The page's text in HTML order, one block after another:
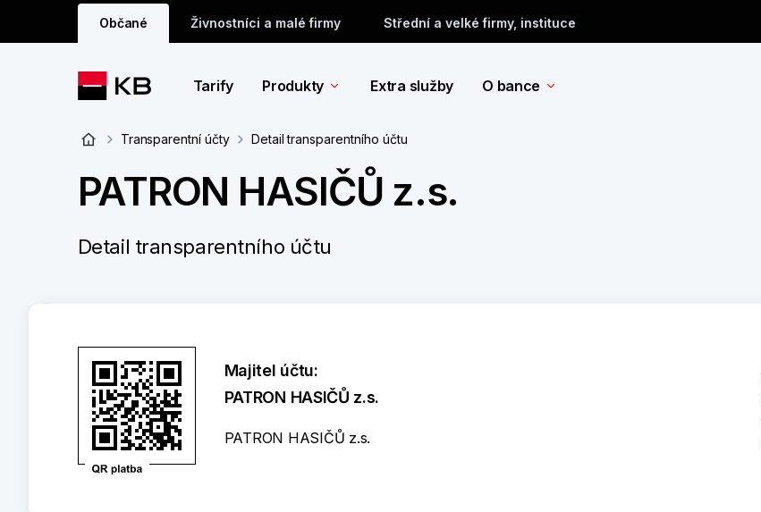
Občané Živnostníci a malé firmy Střední a velké firmy, instituce
Tarify Produkty Extra služby O bance
Transparentní účty Detail transparentního účtu
PATRON HASIČŮ z.s.
Detail transparentního účtu
Majitel účtu:
PATRON HASIČŮ z.s.
PATRON HASIČŮ z.s.